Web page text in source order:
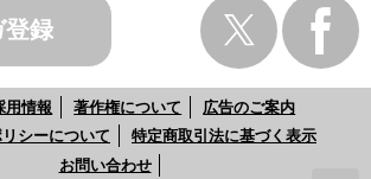
登録
用情報 著作権について
広告のご案内
シーについて
特定商取引法に基づく表示
お問い合わせ